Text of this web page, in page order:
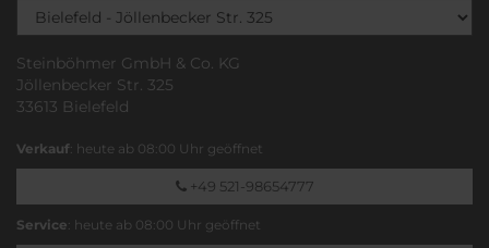
Steinböhmer GmbH & Co. KG
Jöllenbecker Str. 325
33613 Bielefeld
Verkauf: heute ab 08:00 Uhr geöffnet
+49 521-98654777
Service: heute ab 08:00 Uhr geöffnet